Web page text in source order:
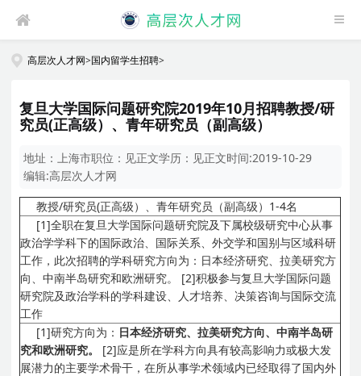
高层次人才网>国内留学生招聘>
复旦大学国际问题研究院2019年10月招聘教授/研
究员(正高级）、青年研究员（副高级）
地址： 上海市职位： 见正文学历： 见正文时间:2019-10-29
编辑:高层次人才网
教授/研究员(正高级）、青年研究员（副高级）1-4名
[1]全职在复旦大学国际问题研究院及下属校级研究中心从事
政治学学科下的国际政治、国际关系、外交学和国别与区域科研
工作，此次招聘的学科研究方向为：日本经济研究、拉美研究方
向、中南半岛研究和欧洲研究。
[2]积极参与复旦大学国际问题
研究院及政治学科的学科建设、人才培养、决策咨询与国际交流
工作
[1]研究方向为： 日本经济研究、拉美研究方向、中南半岛研
究和欧洲研究。
[2]应是所在学科方向具有较高影响力或极大发
展潜力的主要学术骨干，在所从事学术领域内已经取得了国内外